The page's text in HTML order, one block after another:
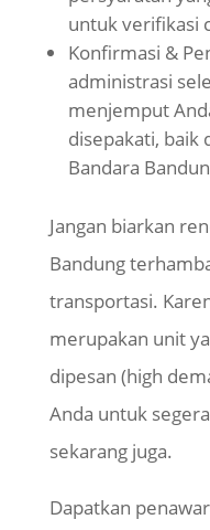
untuk verifikasi
Konfirmasi &
administrasi
menjemput
disepakati, baik
Bandara
Jangan biarkan
Bandung
transportasi.
merupakan unit
dipesan (high
Anda untuk
sekarang juga.
Dapatkan